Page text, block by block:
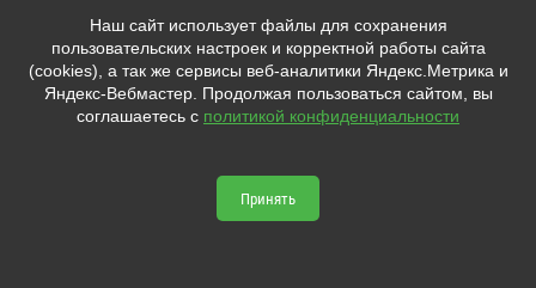
© 2013-2026 | ООО "ЛИТТЕК" -
производство и продажа РТИ
ИНН: 7806523560 | ОГРН:
1147847126162
Политика конфиденциальности |
Пользовательское соглашение
Мы в соцсетях:
    
Наш сайт использует файлы для сохранения
пользовательских настроек и корректной работы сайта
(cookies), а так же сервисы веб-аналитики Яндекс.Метрика и
Яндекс-Вебмастер. Продолжая пользоваться сайтом, вы
соглашаетесь с политикой конфиденциальности
Принять